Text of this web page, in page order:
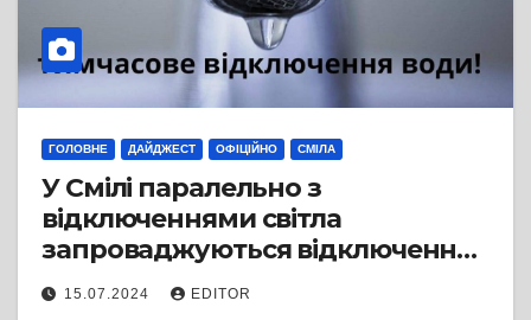
ГОЛОВНЕ ДАЙДЖЕСТ ОФІЦІЙНО СМІЛА
У Смілі паралельно з
відключеннями світла
запроваджуються відключення
води
15.07.2024 EDITOR